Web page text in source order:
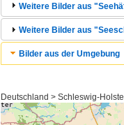
Weitere Bilder aus
Weitere Bilder aus
Bilder aus der Umgebung
Deutschland > Schleswig-